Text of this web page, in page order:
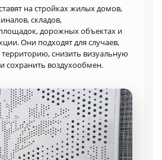
на стройках жилых домов,
складов,
дорожных объектах и
Они подходят для случаев,
снизить визуальную
сохранить воздухообмен.